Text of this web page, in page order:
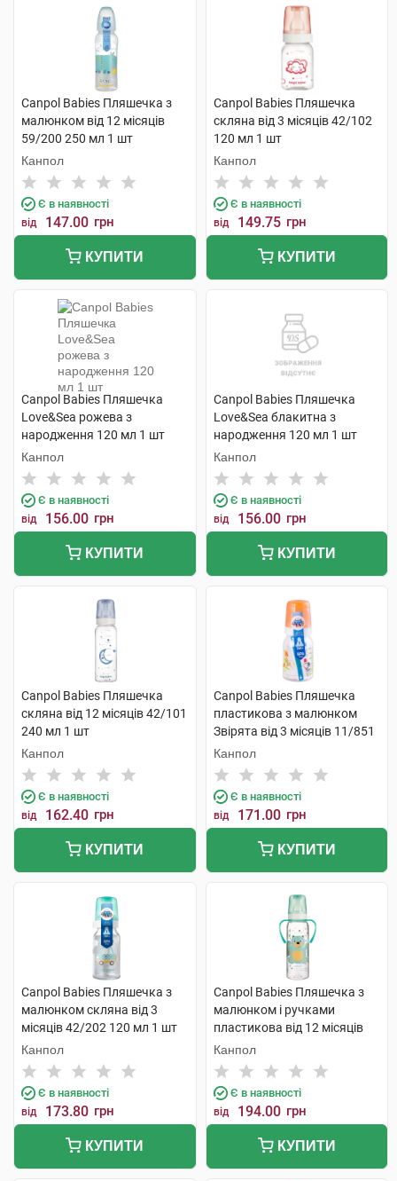
Canpol Babies Пляшечка з
малюнком від 12 місяців
59/200 250 мл 1 шт
Канпол
Є в наявності
від 147.00 грн
КУПИТИ
Canpol Babies Пляшечка
скляна від 3 місяців 42/102
120 мл 1 шт
Канпол
Є в наявності
від 149.75 грн
КУПИТИ
Canpol Babies Пляшечка
Love&Sea рожева з
народження 120 мл 1 шт
Канпол
Є в наявності
від 156.00 грн
КУПИТИ
Canpol Babies Пляшечка
Love&Sea блакитна з
народження 120 мл 1 шт
Канпол
Є в наявності
від 156.00 грн
КУПИТИ
Canpol Babies Пляшечка
скляна від 12 місяців 42/101
240 мл 1 шт
Канпол
Є в наявності
від 162.40 грн
КУПИТИ
Canpol Babies Пляшечка
пластикова з малюнком
Звірята від 3 місяців 11/851
120 мл 1 шт
Канпол
Є в наявності
від 171.00 грн
КУПИТИ
Canpol Babies Пляшечка з
малюнком скляна від 3
місяців 42/202 120 мл 1 шт
Канпол
Є в наявності
від 173.80 грн
КУПИТИ
Canpol Babies Пляшечка з
малюнком і ручками
пластикова від 12 місяців
11/845 250 мл 1 шт
Канпол
Є в наявності
від 194.00 грн
КУПИТИ